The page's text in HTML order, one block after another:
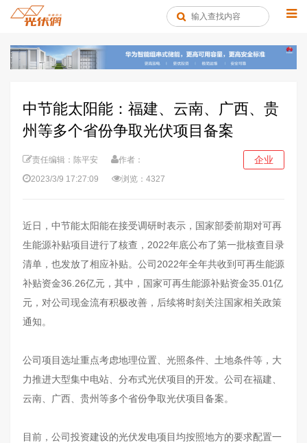
中节能太阳能：福建、云南、广西、贵
州等多个省份争取光伏项目备案
责任编辑：陈平安
作者：
2023/3/9 17:27:09
浏览：4327
企业
近日，中节能太阳能在接受调研时表示，国家部委前期对可再
生能源补贴项目进行了核查，2022年底公布了第一批核查目录
清单，也发放了相应补贴。公司2022年全年共收到可再生能源
补贴资金36.26亿元，其中，国家可再生能源补贴资金35.01亿
元，对公司现金流有积极改善，后续将时刻关注国家相关政策
通知。
公司项目选址重点考虑地理位置、光照条件、土地条件等，大
力推进大型集中电站、分布式光伏项目的开发。公司在福建、
云南、广西、贵州等多个省份争取光伏项目备案。
目前，公司投资建设的光伏发电项目均按照地方的要求配置一